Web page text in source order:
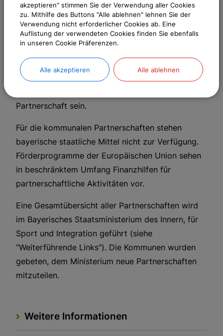
persönliche Kontakte gewährleisten die
Dauerhaftigkeit der Beziehung und entsprechen
der Partnerschaftsidee. Offizielle Veranstaltungen,
Bürgerbegegnungen, berufsbezogene
Austauschmaßnahmen sowie wirtschaftliche
Partnerschaft sein.
Für die kommunalen Partnerschaften stehen
bayerische staatliche Mittel nicht zur Verfügung.
Förderprogramme der Europäischen Union sehen
in beschränktem Umfang Finanzhilfen für
partnerschaftliche Aktivitäten vor.
Eine Gesamtübersicht aller Partnerschaften wird
im Bayerisches Staatsministerium des Innern, für
Sport und Integration geführt (siehe
"Weiterführende Links"). Die Kommunen wurden
gebeten, dem Ministerium neue Partnerschaften
mitzuteilen.
Weitere Informationen
akzeptieren" stimmen Sie der Verwendung aller Cookies
zu. Mithilfe des Buttons "Alle ablehnen" lehnen Sie der
Verwendung nicht erforderlicher Cookies ab. Eine
Auflistung der verwendeten Cookies finden Sie ebenfalls
in unseren Cookie Präferenzen.
Alle akzeptieren Alle ablehnen